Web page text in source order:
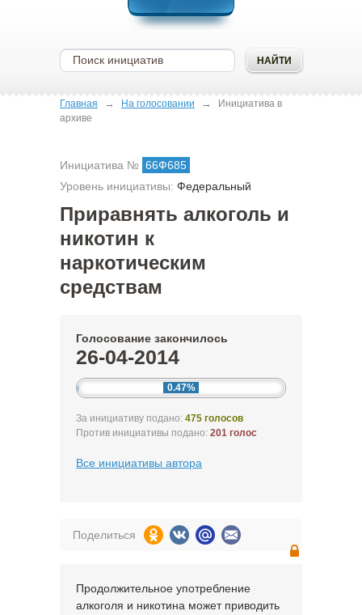
Главная → На голосовании →
Инициатива в
архиве
Инициатива № 66Ф685
Уровень инициативы: Федеральный
Приравнять алкоголь и
никотин к
наркотическим
средствам
Голосование закончилось
26-04-2014
0.47%
За инициативу подано: 475 голосов
Против инициативы подано: 201 голос
Все инициативы автора
Поделиться
Продолжительное употребление
алкоголя и никотина может приводить